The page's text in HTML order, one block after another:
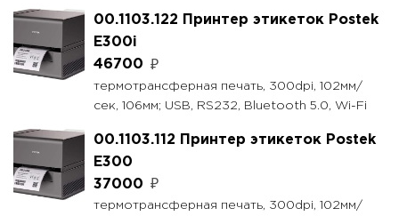
00.1103.122 Принтер этикеток Postek
E300i
46700 ₽
термотрансферная печать, 300dpi, 102мм/
сек, 106мм; USB, RS232, Bluetooth 5.0, Wi-Fi
00.1103.112 Принтер этикеток Postek
E300
37000 ₽
термотрансферная печать, 300dpi, 102мм/